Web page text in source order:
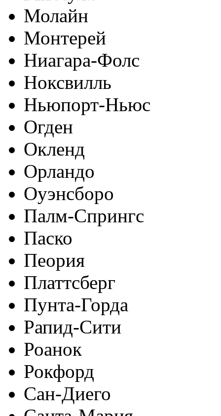
Молайн
Монтерей
Ниагара-Фолс
Ноксвилль
Ньюпорт-Ньюс
Огден
Окленд
Орландо
Оуэнсборо
Палм-Спрингс
Паско
Пеория
Платтсберг
Пунта-Горда
Рапид-Сити
Роанок
Рокфорд
Сан-Диего